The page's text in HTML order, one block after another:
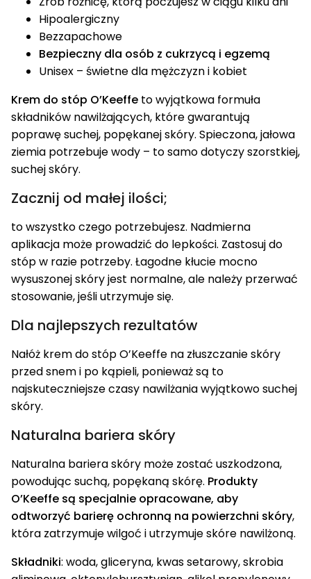
Hipoalergiczny
Bezzapachowe
Bezpieczny dla osób z cukrzycą i egzemą
Unisex – świetne dla mężczyzn i kobiet
Krem do stóp O’Keeffe to wyjątkowa formuła
składników nawilżających, które gwarantują
poprawę suchej, popękanej skóry. Spieczona, jałowa
ziemia potrzebuje wody – to samo dotyczy szorstkiej,
suchej skóry.
Zacznij od małej ilości;
to wszystko czego potrzebujesz. Nadmierna
aplikacja może prowadzić do lepkości. Zastosuj do
stóp w razie potrzeby. Łagodne kłucie mocno
wysuszonej skóry jest normalne, ale należy przerwać
stosowanie, jeśli utrzymuje się.
Dla najlepszych rezultatów
Nałóż krem do stóp O’Keeffe na złuszczanie skóry
przed snem i po kąpieli, ponieważ są to
najskuteczniejsze czasy nawilżania wyjątkowo suchej
skóry.
Naturalna bariera skóry
Naturalna bariera skóry może zostać uszkodzona,
powodując suchą, popękaną skórę. Produkty
O’Keeffe są specjalnie opracowane, aby
odtworzyć barierę ochronną na powierzchni skóry,
która zatrzymuje wilgoć i utrzymuje skóre nawilżoną.
Składniki: woda, gliceryna, kwas setarowy, skrobia